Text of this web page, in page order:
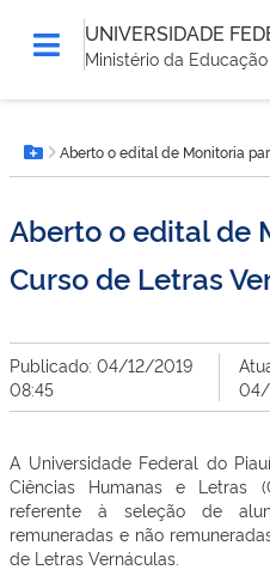
UNIVERSIDADE
Ministério da Educação
está
aqui:Botão Menu
Aberto o edital de Monitoria
Aberto o edital de
Curso de Letras
Publicado: 04/12/2019
08:45
04/
A Universidade Federal do
Ciências Humanas e Letras
referente à seleção de
remuneradas e não
de Letras Vernáculas.